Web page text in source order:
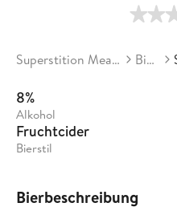
Superstition Meadery Biere
8%
Alkohol
Fruchtcider
Bierstil
Bierbeschreibung